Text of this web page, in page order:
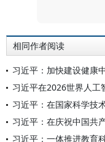
相同作者阅读
习近平：加快建设健康
习近平：在庆祝中国共
习近平：一体推进教育